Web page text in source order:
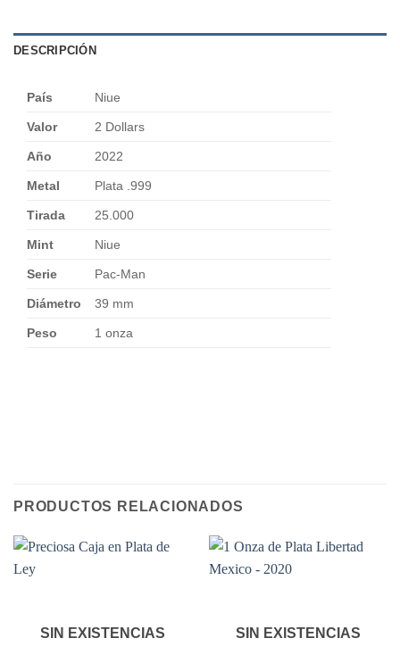
DESCRIPCIÓN
País Niue
Valor 2 Dollars
Año 2022
Metal Plata .999
Tirada 25.000
Mint Niue
Serie Pac-Man
Diámetro 39 mm
Peso 1 onza
PRODUCTOS RELACIONADOS
SIN EXISTENCIAS SIN EXISTENCIAS